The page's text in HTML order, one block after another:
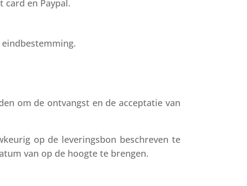
en Paypal.
om de ontvangst en de acceptatie van
op de leveringsbon beschreven te
van op de hoogte te brengen.